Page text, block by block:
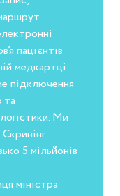
пацієнтів
медкартці.
підключення
та
Ми
5 мільйонів
міністра